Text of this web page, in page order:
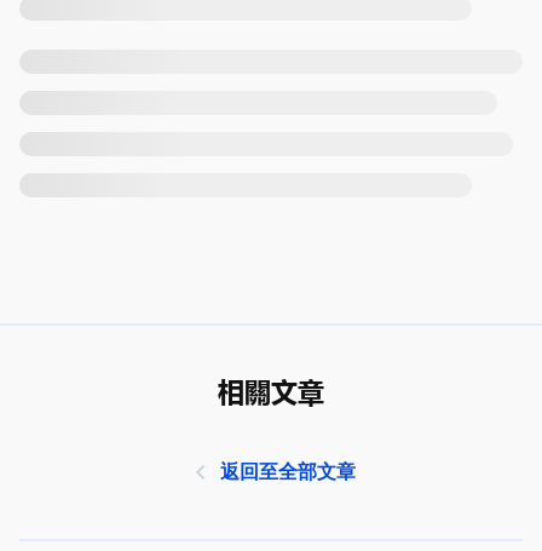
相關文章
返回至全部文章